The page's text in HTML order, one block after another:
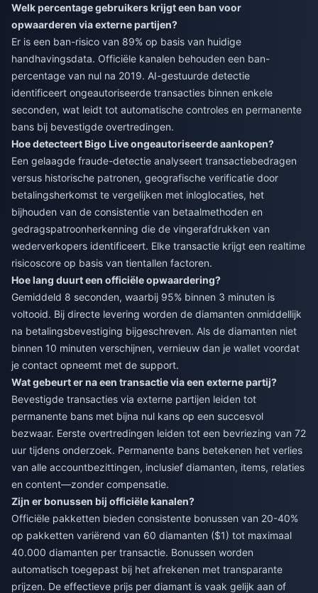
Welk percentage gebruikers krijgt een ban voor
opwaarderen via externe partijen?
Er is een ban-risico van 89% op basis van huidige
handhavingsdata. Officiële kanalen behouden een ban-
percentage van nul na 2019. AI-gestuurde detectie
identificeert ongeautoriseerde transacties binnen enkele
seconden, wat leidt tot automatische controles en permanente
bans bij bevestigde overtredingen.
Hoe detecteert Bigo Live ongeautoriseerde aankopen?
Een gelaagde fraude-detectie analyseert transactiebedragen
versus historische patronen, geografische verificatie door
betalingsherkomst te vergelijken met inloglocaties, het
bijhouden van de consistentie van betaalmethoden en
gedragspatroonherkenning die de vingerafdrukken van
wederverkopers identificeert. Elke transactie krijgt een realtime
risicoscore op basis van tientallen factoren.
Hoe lang duurt een officiële opwaardering?
Gemiddeld 8 seconden, waarbij 95% binnen 3 minuten is
voltooid. Bij directe levering worden de diamanten onmiddellijk
na betalingsbevestiging bijgeschreven. Als de diamanten niet
binnen 10 minuten verschijnen, vernieuw dan je wallet voordat
je contact opneemt met de support.
Wat gebeurt er na een transactie via een externe partij?
Bevestigde transacties via externe partijen leiden tot
permanente bans met bijna nul kans op een succesvol
bezwaar. Eerste overtredingen leiden tot een bevriezing van 72
uur tijdens onderzoek. Permanente bans betekenen het verlies
van alle accountbezittingen, inclusief diamanten, items, relaties
en content—zonder compensatie.
Zijn er bonussen bij officiële kanalen?
Officiële pakketten bieden consistente bonussen van 20-40%
op pakketten variërend van 60 diamanten ($1) tot maximaal
40.000 diamanten per transactie. Bonussen worden
automatisch toegepast bij het afrekenen met transparante
prijzen. De effectieve prijs per diamant is vaak gelijk aan of